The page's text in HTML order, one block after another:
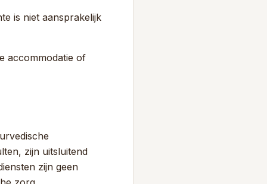
is niet aansprakelijk
accommodatie of
zijn uitsluitend
zijn geen